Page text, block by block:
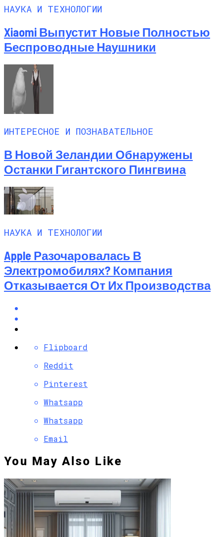
НАУКА И ТЕХНОЛОГИИ
Xiaomi Выпустит Новые Полностью
Беспроводные Наушники
ИНТЕРЕСНОЕ И ПОЗНАВАТЕЛЬНОЕ
В Новой Зеландии Обнаружены
Останки Гигантского Пингвина
НАУКА И ТЕХНОЛОГИИ
Apple Разочаровалась В
Электромобилях? Компания
Отказывается От Их Производства
Flipboard
Reddit
Pinterest
Whatsapp
Whatsapp
Email
You May Also Like